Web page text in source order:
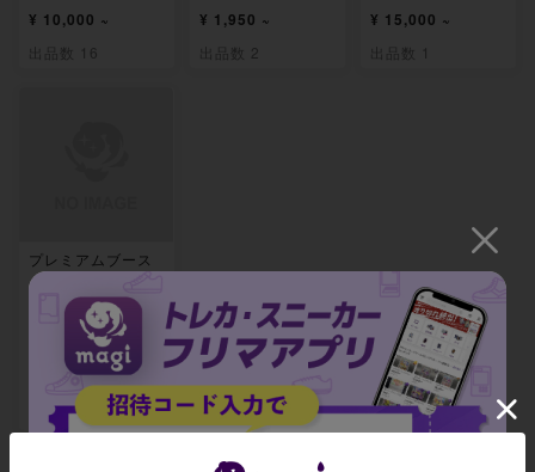
¥ 10,000 ~
出品数 16
¥ 1,950 ~
出品数 2
¥ 15,000 ~
出品数 1
プレミアムブース
ター ONE PIECE
CARD THE BEST
vol.2【PRB-02】
未開封パック
出品数 0